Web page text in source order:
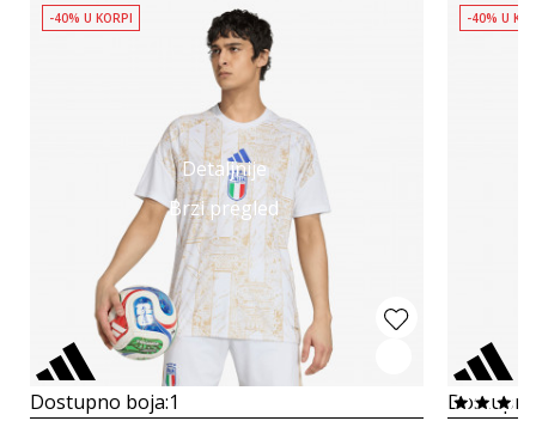
Detaljnije
Brzi pregled
-40% U KORPI
Dostupno boja:1
-40% U